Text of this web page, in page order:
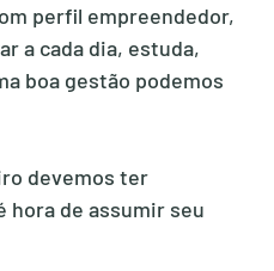
perfil empreendedor,
a cada dia, estuda,
boa gestão podemos
devemos ter
hora de assumir seu